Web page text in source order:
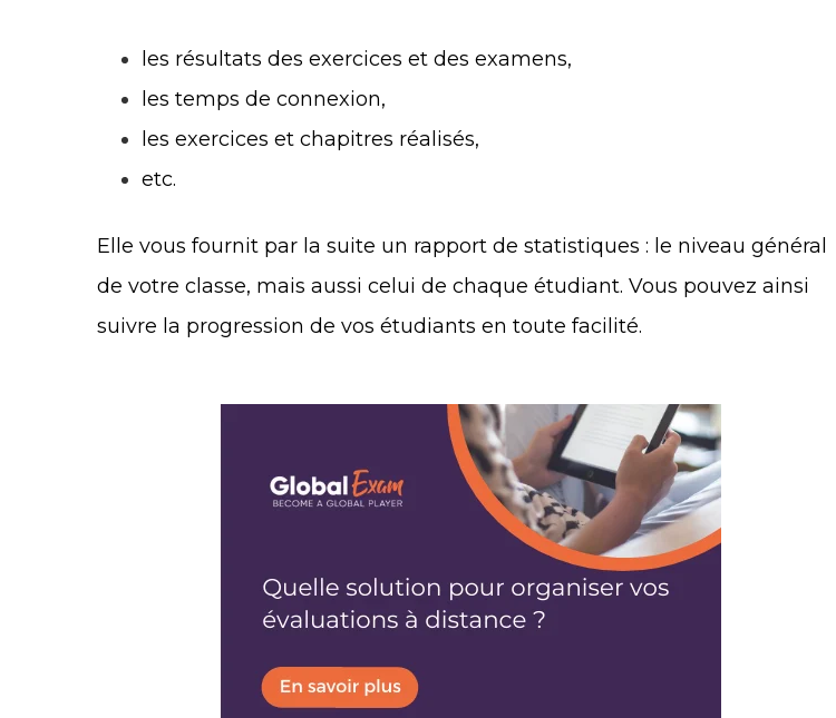
les résultats des exercices et des examens,
les temps de connexion,
les exercices et chapitres réalisés,
etc.
Elle vous fournit par la suite un rapport de statistiques : le niveau général
de votre classe, mais aussi celui de chaque étudiant. Vous pouvez ainsi
suivre la progression de vos étudiants en toute facilité.